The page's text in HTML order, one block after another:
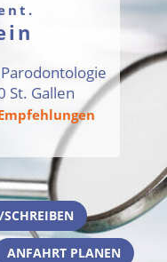
St. Gallen
ANFAHRT PLANEN